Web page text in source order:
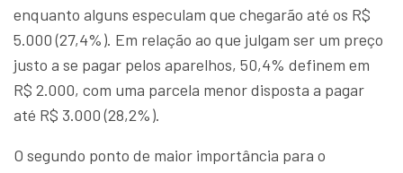
enquanto alguns especulam que chegarão até os R$
5.000 (27,4%). Em relação ao que julgam ser um preço
justo a se pagar pelos aparelhos, 50,4% definem em
R$ 2.000, com uma parcela menor disposta a pagar
até R$ 3.000 (28,2%).
O segundo ponto de maior importância para o